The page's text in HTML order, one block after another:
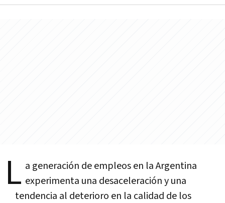
L a generación de empleos en la Argentina
experimenta una desaceleración y una
tendencia al deterioro en la calidad de los